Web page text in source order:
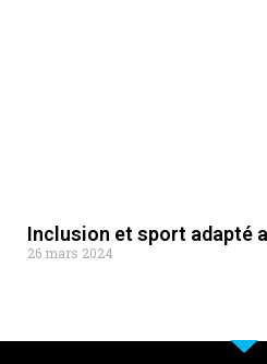
Inclusion et sport adapté
26 mars 2024